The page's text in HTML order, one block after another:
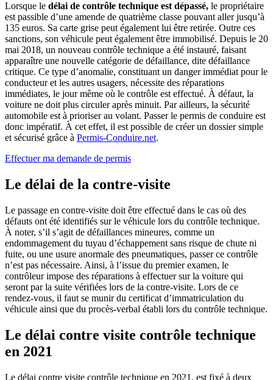
Lorsque le délai de contrôle technique est dépassé, le propriétaire
est passible d’une amende de quatrième classe pouvant aller jusqu’à
135 euros. Sa carte grise peut également lui être retirée. Outre ces
sanctions, son véhicule peut également être immobilisé. Depuis le 20
mai 2018, un nouveau contrôle technique a été instauré, faisant
apparaître une nouvelle catégorie de défaillance, dite défaillance
critique. Ce type d’anomalie, constituant un danger immédiat pour le
conducteur et les autres usagers, nécessite des réparations
immédiates, le jour même où le contrôle est effectué. À défaut, la
voiture ne doit plus circuler après minuit. Par ailleurs, la sécurité
automobile est à prioriser au volant. Passer le permis de conduire est
donc impératif. À cet effet, il est possible de créer un dossier simple
et sécurisé grâce à Permis-Conduire.net.
Effectuer ma demande de permis
Le délai de la contre-visite
Le passage en contre-visite doit être effectué dans le cas où des
défauts ont été identifiés sur le véhicule lors du contrôle technique.
À noter, s’il s’agit de défaillances mineures, comme un
endommagement du tuyau d’échappement sans risque de chute ni
fuite, ou une usure anormale des pneumatiques, passer ce contrôle
n’est pas nécessaire. Ainsi, à l’issue du premier examen, le
contrôleur impose des réparations à effectuer sur la voiture qui
seront par la suite vérifiées lors de la contre-visite. Lors de ce
rendez-vous, il faut se munir du certificat d’immatriculation du
véhicule ainsi que du procès-verbal établi lors du contrôle technique.
Le délai contre visite contrôle technique
en 2021
Le délai contre visite contrôle technique en 2021, est fixé à deux